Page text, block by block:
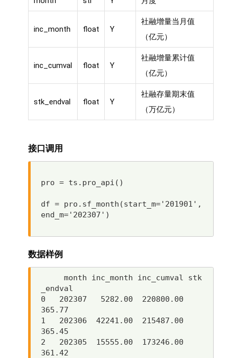
inc_month float Y
社融增量当月值
（亿元）
inc_cumval float Y
社融增量累计值
（亿元）
stk_endval float Y
社融存量期末值
（万亿元）
接口调用
pro = ts.pro_api()
df = pro.sf_month(start_m='201901',
end_m='202307')
数据样例
_endval
0   202307   5282.00  220800.00
365.77
1   202306  42241.00  215487.00
365.45
2   202305  15555.00  173246.00
361.42